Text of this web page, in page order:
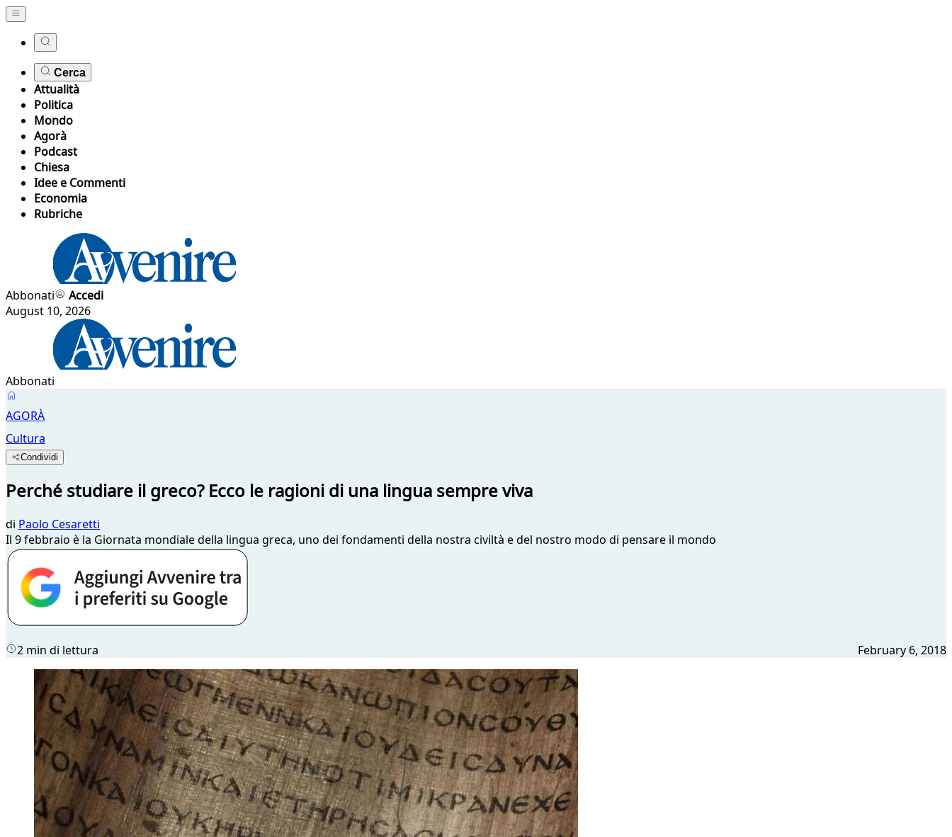
Cerca
Attualità
Politica
Mondo
Agorà
Podcast
Chiesa
Idee e Commenti
Economia
Rubriche
Abbonati
Accedi
August 10, 2026
Abbonati
AGORÀ
Cultura
Condividi
Perché studiare il greco? Ecco le ragioni di una lingua sempre viva
di Paolo Cesaretti
Il 9 febbraio è la Giornata mondiale della lingua greca, uno dei fondamenti della nostra civiltà e del nostro modo di pensare il mondo
2 min di lettura February 6, 2018